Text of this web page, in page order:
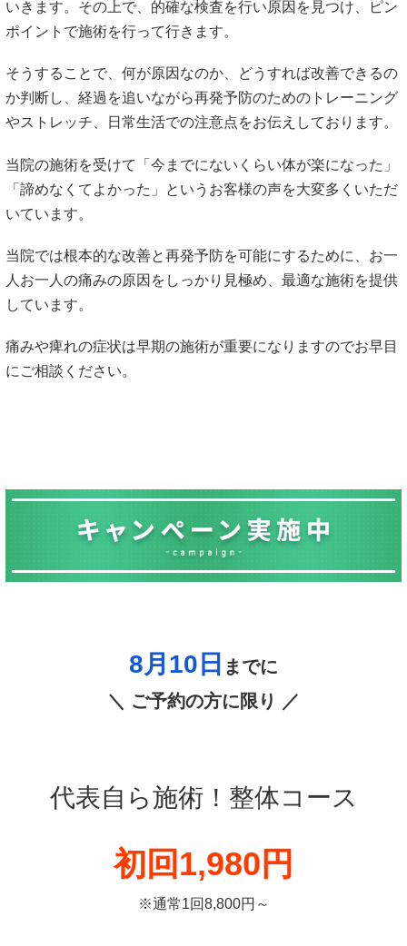
いきます。その上で、的確な検査を行い原因を見つけ、ピン
ポイントで施術を行って行きます。
そうすることで、何が原因なのか、どうすれば改善できるの
か判断し、経過を追いながら再発予防のためのトレーニング
やストレッチ、日常生活での注意点をお伝えしております。
当院の施術を受けて「今までにないくらい体が楽になった」
「諦めなくてよかった」というお客様の声を大変多くいただ
いています。
当院では根本的な改善と再発予防を可能にするために、お一
人お一人の痛みの原因をしっかり見極め、最適な施術を提供
しています。
痛みや痺れの症状は早期の施術が重要になりますのでお早目
にご相談ください。
8月10日 までに
＼ ご予約の方に限り ／
代表自ら施術！整体コース
初回1,980円
※通常1回8,800円～